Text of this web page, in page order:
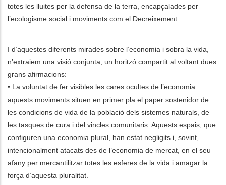
totes les lluites per la defensa de la terra, encapçalades per
l’ecologisme social i moviments com el Decreixement.
I d’aquestes diferents mirades sobre l’economia i sobra la vida,
n’extraiem una visió conjunta, un horitzó compartit al voltant dues
grans afirmacions:
• La voluntat de fer visibles les cares ocultes de l’economia:
aquests moviments situen en primer pla el paper sostenidor de
les condicions de vida de la població dels sistemes naturals, de
les tasques de cura i del vincles comunitaris. Aquests espais, que
configuren una economia plural, han estat negligits i, sovint,
intencionalment atacats des de l’economia de mercat, en el seu
afany per mercantilitzar totes les esferes de la vida i amagar la
força d’aquesta pluralitat.